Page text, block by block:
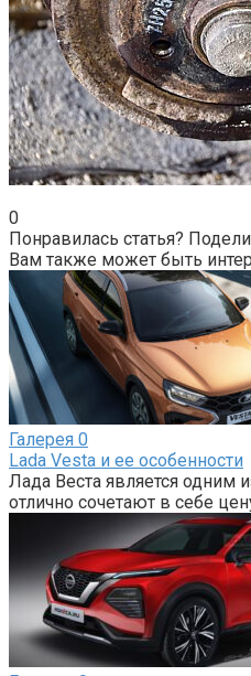
0
Понравилась статья?
Вам также может быть
Галерея 0
Lada Vesta и ее особенности
Лада Веста является одним
отлично сочетают в себе